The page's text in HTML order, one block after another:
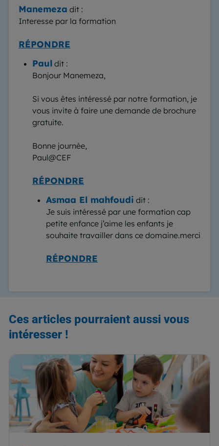
Manemeza dit :
Interesse par la formation
RÉPONDRE
Paul dit :
Bonjour Manemeza,
Si vous êtes intéressé par notre formation, je
vous invite à faire une demande de brochure
gratuite.
Bonne journée,
Paul@CEF
RÉPONDRE
Asmaa El mahfoudi dit :
Je suis intéressé par une formation cap
petite enfance j’aime les enfants je
souhaite travailler dans ce domaine.merci
RÉPONDRE
Ces articles pourraient aussi vous
intéresser !